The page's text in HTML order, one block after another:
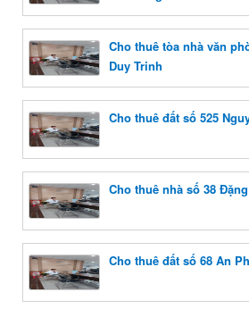
Cho thuê tòa nhà văn
Duy Trinh
Cho thuê đất số 525
Cho thuê nhà số 38
Cho thuê đất số 68 An